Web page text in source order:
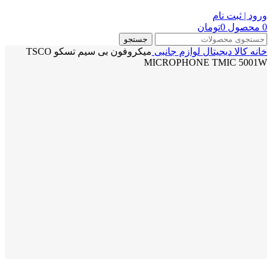
ورود | ثبت نام
0 محصول 0تومان
جستجو
خانه کالا دیجیتال لوازم جانبی
میکروفون بی سیم تسکو TSCO
MICROPHONE TMIC 5001W